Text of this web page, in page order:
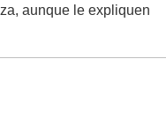
aunque le expliquen